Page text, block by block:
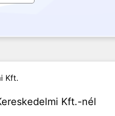
Kft.
Kft.-nél